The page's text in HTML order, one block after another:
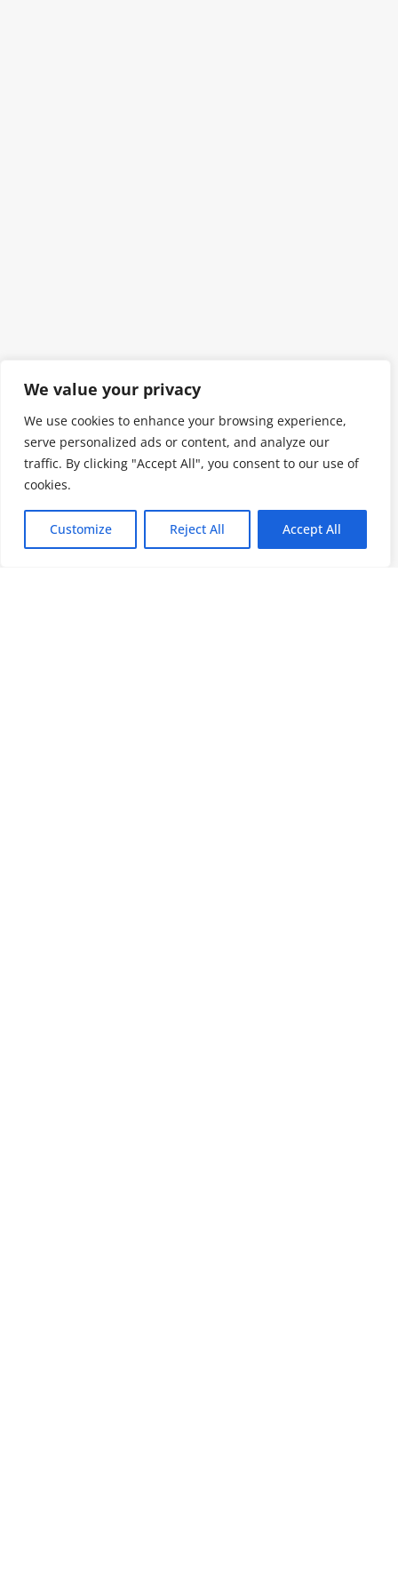
We value your privacy
We use cookies to enhance your browsing experience,
serve personalized ads or content, and analyze our
traffic. By clicking "Accept All", you consent to our use of
cookies.
Customize Reject All Accept All